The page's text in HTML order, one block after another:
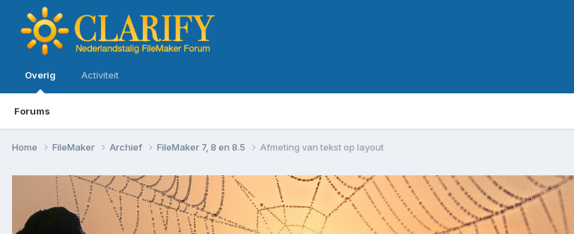
Overig
Forums
Activiteit
Home FileMaker Archief FileMaker 7, 8 en 8.5 Afmeting van tekst op layout